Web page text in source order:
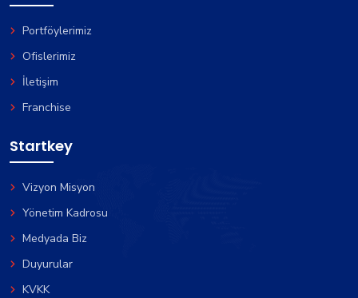
Portföylerimiz
Ofislerimiz
İletişim
Franchise
Startkey
Vizyon Misyon
Yönetim Kadrosu
Medyada Biz
Duyurular
KVKK